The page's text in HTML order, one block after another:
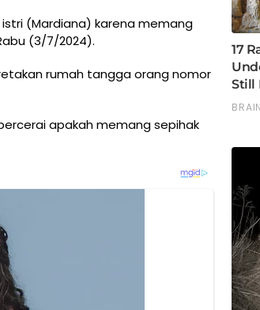
(Mardiana) karena memang
(3/7/2024).
rumah tangga orang nomor
apakah memang sepihak